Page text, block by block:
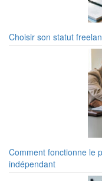
Choisir son statut
Comment fonctionne le
indépendant